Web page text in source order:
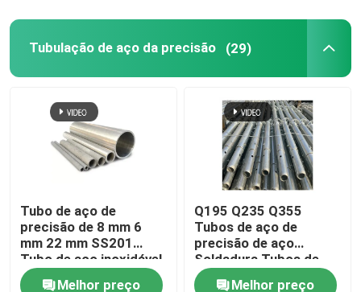
Placa da liga de alumínio
Faixa de folha de cobre
Barras redondas de aço inoxidável
encaixes de tubulação do metal
Tubulação de aço da precisão (29)
Tubo de aço de
precisão de 8 mm 6
mm 22 mm SS201
Tubo de aço inoxidável
de 20 mm para
Melhor preço
Q195 Q235 Q355
Tubos de aço de
precisão de aço
Soldadura Tubos de
andamento de aço de
Melhor preço